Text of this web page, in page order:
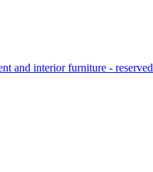
and interior furniture - reserved